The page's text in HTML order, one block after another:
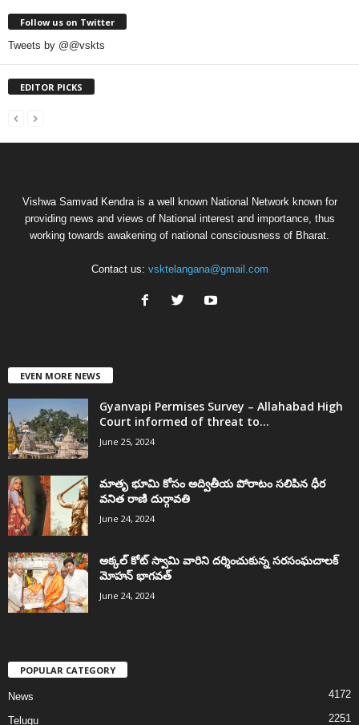
Follow us on Twitter
Tweets by @@vskts
EDITOR PICKS
Vishwa Samvad Kendra is a well known National Network known for
providing news and views of National interest and importance, thus
working towards awakening of national consciousness of Bharat.
Contact us: vsktelangana@gmail.com
EVEN MORE NEWS
Gyanvapi Permises Survey – Allahabad High
Court informed of threat to...
June 25, 2024
మాతృ భూమి కోసం అద్వితీయ పోరాటం సలిపిన ధీర
వనిత రాణి దుర్గావతి
June 24, 2024
అక్కల్‌ కోట్‌ స్వామి వారిని దర్శించుకున్న సరసంఘచాలక్
మోహన్ భాగవత్
June 24, 2024
POPULAR CATEGORY
News 4172
Telugu 2251